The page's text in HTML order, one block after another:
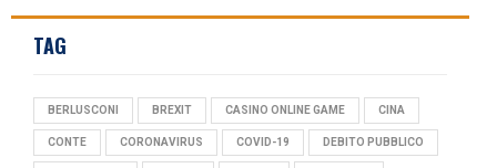
TAG
BERLUSCONI BREXIT CASINO ONLINE GAME CINA
CONTE CORONAVIRUS COVID-19 DEBITO PUBBLICO